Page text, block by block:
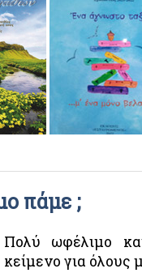
ΓΙΑ ΤΟΥΣ
ΒΙΝΤΕΟ
πάμε ;
Πολύ ωφέλιμο
κείμενο για όλους